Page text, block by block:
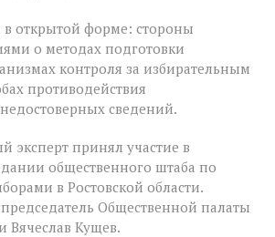
открытой форме: стороны
о методах подготовки
контроля за избирательным
противодействия
сведений.
эксперт принял участие в
общественного штаба по
в Ростовской области.
Общественной палаты
Вячеслав Кущев.